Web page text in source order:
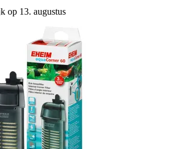
op 13. augustus